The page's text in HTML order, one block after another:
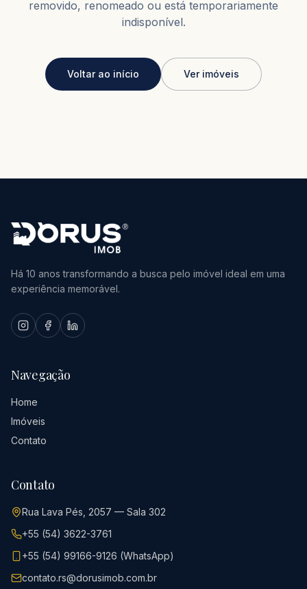
removido, renomeado ou está temporariamente
indisponível.
Voltar ao início Ver imóveis
Há 10 anos transformando a busca pelo imóvel ideal em uma
experiência memorável.
Navegação
Home
Imóveis
Contato
Contato
Rua Lava Pés, 2057 — Sala 302
+55 (54) 3622-3761
+55 (54) 99166-9126 (WhatsApp)
contato.rs@dorusimob.com.br